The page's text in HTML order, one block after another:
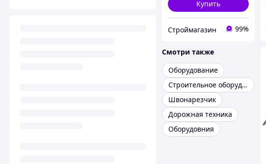
Купить
Строймагазин 99%
Смотри также
Оборудование
Строительное оборудование
Швонарезчик
Дорожная техника
Оборудовния